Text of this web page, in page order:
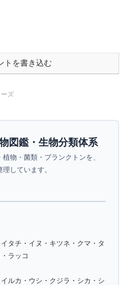
トを書き込む
ズ
図鑑・生物分類体系
物・菌類・プランクトンを、
しています。
タチ・イヌ・キツネ・クマ・タ
ラッコ
ルカ・ウシ・クジラ・シカ・シ